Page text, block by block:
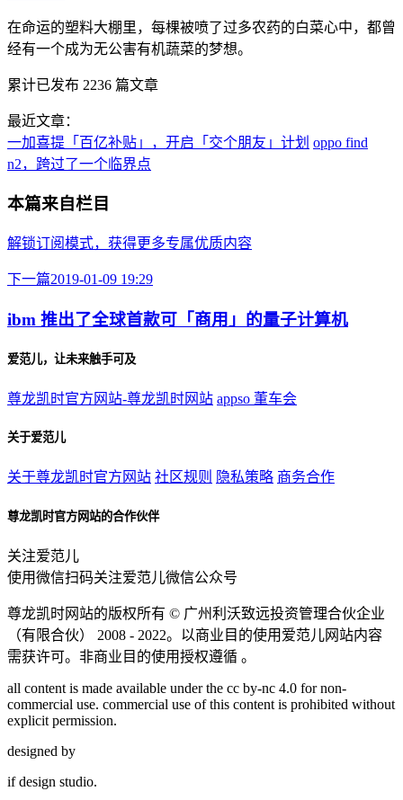
在命运的塑料大棚里，每棵被喷了过多农药的白菜心中，都曾
经有一个成为无公害有机蔬菜的梦想。
累计已发布 2236 篇文章
最近文章：
一加喜提「百亿补贴」，开启「交个朋友」计划 oppo find
n2，跨过了一个临界点
本篇来自栏目
解锁订阅模式，获得更多专属优质内容
下一篇2019-01-09 19:29
ibm 推出了全球首款可「商用」的量子计算机
爱范儿，让未来触手可及
尊龙凯时官方网站-尊龙凯时网站 appso 董车会
关于爱范儿
关于尊龙凯时官方网站 社区规则 隐私策略 商务合作
尊龙凯时官方网站的合作伙伴
关注爱范儿
使用微信扫码关注爱范儿微信公众号
尊龙凯时网站的版权所有 © 广州利沃致远投资管理合伙企业
（有限合伙）
2008 - 2022。以商业目的使用爱范儿网站内容
需获许可。非商业目的使用授权遵循 。
all content is made available under the cc by-nc 4.0 for non-
commercial use. commercial use of this content is prohibited without
explicit permission.
designed by
if design studio.